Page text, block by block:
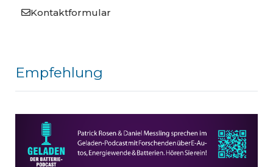
Kontaktformular
Empfehlung